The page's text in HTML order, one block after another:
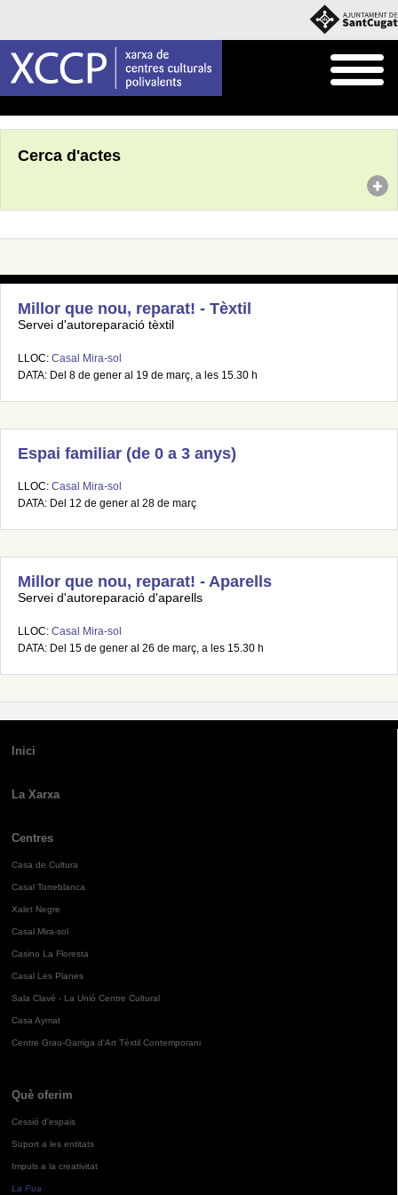
Cerca d'actes
Millor que nou, reparat! - Tèxtil
Servei d'autoreparació tèxtil
LLOC: Casal Mira-sol
DATA: Del 8 de gener al 19 de març, a les 15.30 h
Espai familiar (de 0 a 3 anys)
LLOC: Casal Mira-sol
DATA: Del 12 de gener al 28 de març
Millor que nou, reparat! - Aparells
Servei d'autoreparació d'aparells
LLOC: Casal Mira-sol
DATA: Del 15 de gener al 26 de març, a les 15.30 h
Inici
La Xarxa
Centres
Casa de Cultura
Casal Torreblanca
Xalet Negre
Casal Mira-sol
Casino La Floresta
Casal Les Planes
Sala Clavé - La Unió Centre Cultural
Casa Aymat
Centre Grau-Garriga d'Art Tèxtil Contemporani
Què oferim
Cessió d'espais
Suport a les entitats
Impuls a la creativitat
La Pua